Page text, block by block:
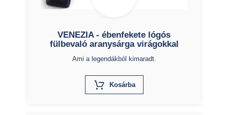
VENEZIA - ébenfekete lógós
fülbevaló aranysárga virágokkal
Ami a legendákból kimaradt.
KosárbaX